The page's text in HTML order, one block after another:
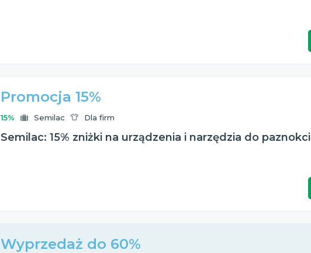
Promocja 15%
15% Semilac Dla firm
Semilac: 15% zniżki na urządzenia i narzędzia do paznokci
Wyprzedaż do 60%